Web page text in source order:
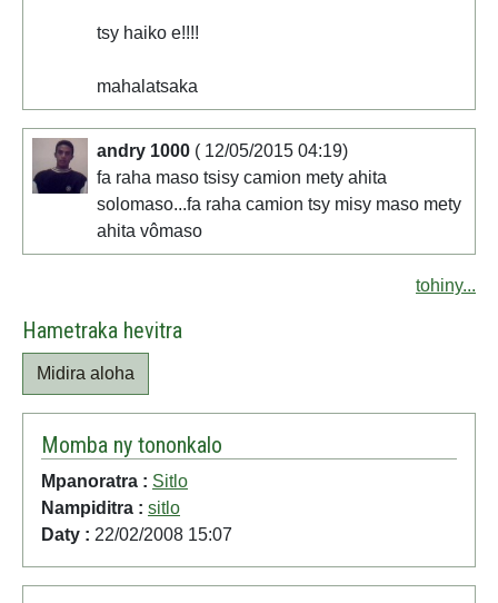
tsy haiko e!!!!
mahalatsaka
andry 1000 ( 12/05/2015 04:19)
fa raha maso tsisy camion mety ahita
solomaso...fa raha camion tsy misy maso mety
ahita vômaso
tohiny...
Hametraka hevitra
Midira aloha
Momba ny tononkalo
Mpanoratra : Sitlo
Nampiditra : sitlo
Daty : 22/02/2008 15:07